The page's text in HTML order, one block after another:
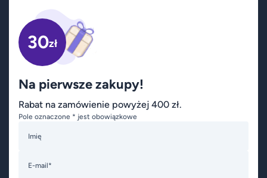
30zł
Na pierwsze zakupy!
Rabat na zamówienie powyżej 400 zł.
Pole oznaczone * jest obowiązkowe
Imię
E-mail*